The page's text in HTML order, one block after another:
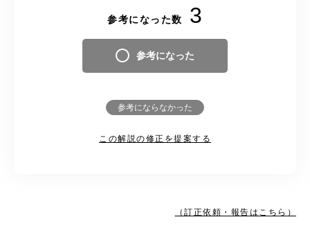
参考になった数 3
参考になった
参考にならなかった
この解説の修正を提案する
（訂正依頼・報告はこちら）